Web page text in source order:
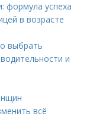
формула успеха
в возрасте
выбрать
и
всё